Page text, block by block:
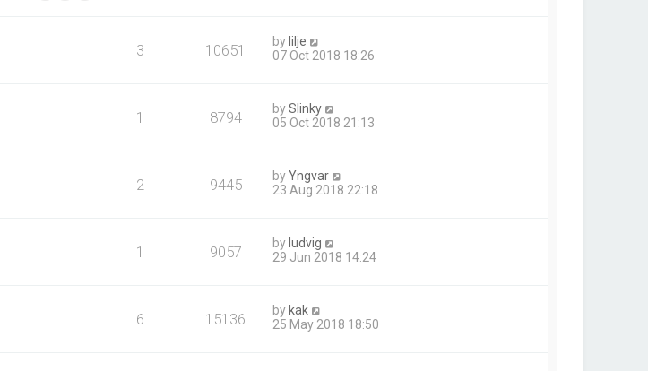
3 10651 by lilje
07 Oct 2018 18:26
1 8794 bySlinky
05 Oct 2018 21:13
2 9445 byYngvar
23 Aug 2018 22:18
1 9057 by ludvig
29 Jun 2018 14:24
6 15136 by kak
25 May 2018 18:50